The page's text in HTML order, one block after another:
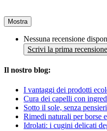
Mostra
Nessuna recensione
Scrivi la prima
Il nostro blog:
I vantaggi dei prodotti
Cura dei capelli con
Sotto il sole, senza
Rimedi naturali per borse
Idrolati: i cugini delicati